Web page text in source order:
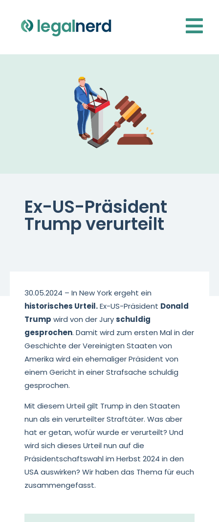
Ex-US-Präsident
Trump verurteilt
30.05.2024 – In New York ergeht ein
historisches Urteil.Ex-US-Präsident Donald
Trump wird von der Juryschuldig
gesprochen. Damit wird zum ersten Mal in der
Geschichte der Vereinigten Staaten von
Amerika wird ein ehemaliger Präsident von
einem Gericht in einer Strafsache schuldig
gesprochen.
Mit diesem Urteil gilt Trump in den Staaten
nun als ein verurteilter Straftäter. Was aber
hat er getan, wofür wurde er verurteilt? Und
wird sich dieses Urteil nun auf die
Präsidentschaftswahl im Herbst 2024 in den
USA auswirken? Wir haben das Thema für euch
zusammengefasst.